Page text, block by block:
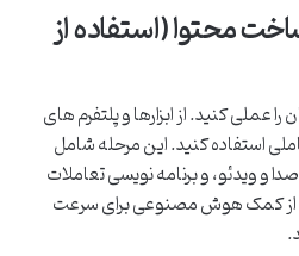
ساخت محتوا (استفاده از
عملی کنید. از ابزارها و پلتفرم های
استفاده کنید. این مرحله شامل
و ویدئو، و برنامه نویسی تعاملات
کمک هوش مصنوعی برای سرعت